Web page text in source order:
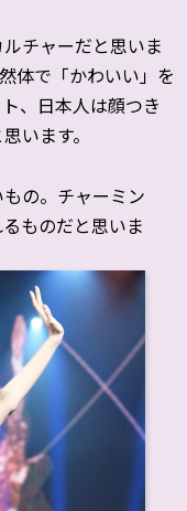
チャーだと思いま
体で「かわいい」を
、日本人は顔つき
います。
の。チャーミン
ものだと思いま